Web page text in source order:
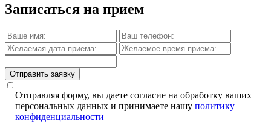
Записаться на прием
Отправить заявку
Отправляя форму, вы даете согласие на обработку ваших
персональных данных и принимаете нашу политику
конфиденциальности